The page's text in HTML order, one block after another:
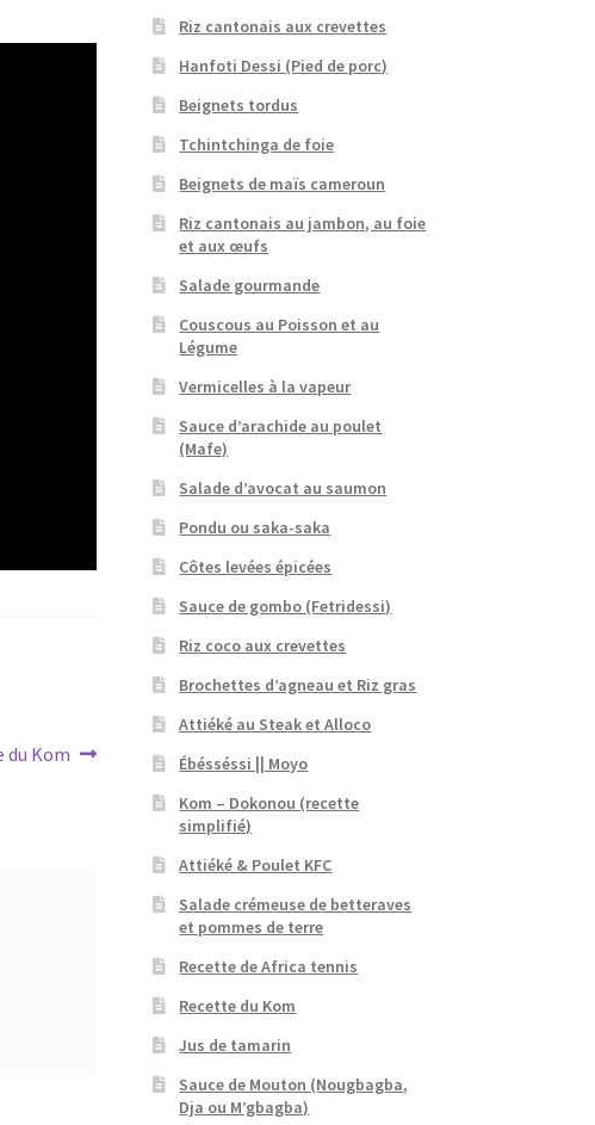
du Kom
Riz cantonais aux crevettes
Hanfoti Dessi (Pied de porc)
Beignets tordus
Tchintchinga de foie
Beignets de maïs cameroun
Riz cantonais au jambon, au foie
et aux œufs
Salade gourmande
Couscous au Poisson et au
Légume
Vermicelles à la vapeur
Sauce d’arachide au poulet
(Mafe)
Salade d’avocat au saumon
Pondu ou saka-saka
Côtes levées épicées
Sauce de gombo (Fetridessi)
Riz coco aux crevettes
Brochettes d’agneau et Riz gras
Attiéké au Steak et Alloco
Ébésséssi || Moyo
Kom – Dokonou (recette
simplifié)
Attiéké & Poulet KFC
Salade crémeuse de betteraves
et pommes de terre
Recette de Africa tennis
Recette du Kom
Jus de tamarin
Sauce de Mouton (Nougbagba,
Dja ou M’gbagba)